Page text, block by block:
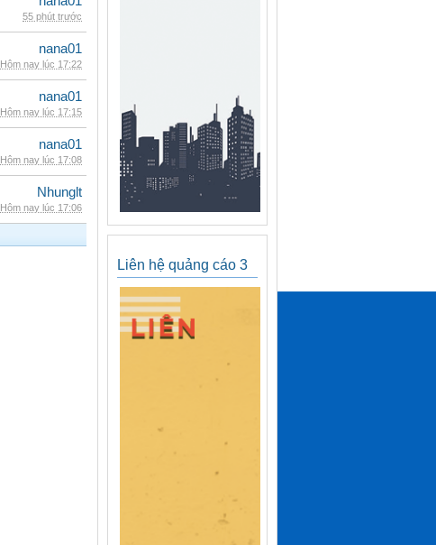
55 phút trước
nana01
Hôm nay lúc 17:22
nana01
Hôm nay lúc 17:15
nana01
Hôm nay lúc 17:08
Nhunglt
Hôm nay lúc 17:06
Liên hệ quảng cáo 3